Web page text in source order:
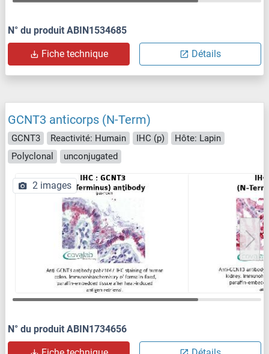
N° du produit ABIN1534685
Fiche technique Détails
GCNT3 anticorps (N-Term)
GCNT3 Reactivité: Humain IHC (p)
Hôte: Lapin
Polyclonal
unconjugated
2 images
N° du produit ABIN1734656